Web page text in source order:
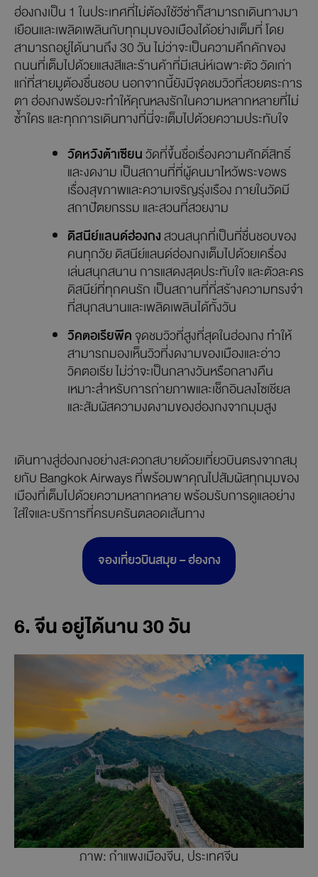
ฮ่องกงเป็น 1 ในประเทศที่ไม่ต้องใช้วีซ่าก็สามารถเดินทางมา
เยือนและเพลิดเพลินกับทุกมุมของเมืองได้อย่างเต็มที่ โดย
สามารถอยู่ได้นานถึง 30 วัน ไม่ว่าจะเป็นความคึกคักของ
ถนนที่เต็มไปด้วยแสงสีและร้านค้าที่มีเสน่ห์เฉพาะตัว วัดเก่า
แก่ที่สายมูต้องชื่นชอบ นอกจากนี้ยังมีจุดชมวิวที่สวยตระการ
ตา ฮ่องกงพร้อมจะทำให้คุณหลงรักในความหลากหลายที่ไม่
ซ้ำใคร และทุกการเดินทางที่นี่จะเต็มไปด้วยความประทับใจ
วัดหวังต้าเซียนวัดที่ขึ้นชื่อเรื่องความศักดิ์สิทธิ์
และงดงาม เป็นสถานที่ที่ผู้คนมาไหว้พระขอพร
เรื่องสุขภาพและความเจริญรุ่งเรือง ภายในวัดมี
สถาปัตยกรรม และสวนที่สวยงาม
ดิสนีย์แลนด์ฮ่องกงสวนสนุกที่เป็นที่ชื่นชอบของ
คนทุกวัย ดิสนีย์แลนด์ฮ่องกงเต็มไปด้วยเครื่อง
เล่นสนุกสนาน การแสดงสุดประทับใจ และตัวละคร
ดิสนีย์ที่ทุกคนรัก เป็นสถานที่ที่สร้างความทรงจำ
ที่สนุกสนานและเพลิดเพลินได้ทั้งวัน
วิคตอเรียพีค จุดชมวิวที่สูงที่สุดในฮ่องกง ทำให้
สามารถมองเห็นวิวที่งดงามของเมืองและอ่าว
วิคตอเรีย ไม่ว่าจะเป็นกลางวันหรือกลางคืน
เหมาะสำหรับการถ่ายภาพและเช็กอินลงโซเชียล
และสัมผัสความงดงามของฮ่องกงจากมุมสูง
เดินทางสู่ฮ่องกงอย่างสะดวกสบายด้วยเที่ยวบินตรงจากสมุ
ยกับ Bangkok Airways ที่พร้อมพาคุณไปสัมผัสทุกมุมของ
เมืองที่เต็มไปด้วยความหลากหลาย พร้อมรับการดูแลอย่าง
ใส่ใจและบริการที่ครบครันตลอดเส้นทาง
จองเที่ยวบินสมุย – ฮ่องกง
6. จีน อยู่ได้นาน 30 วัน
ภาพ: กำแพงเมืองจีน, ประเทศจีน